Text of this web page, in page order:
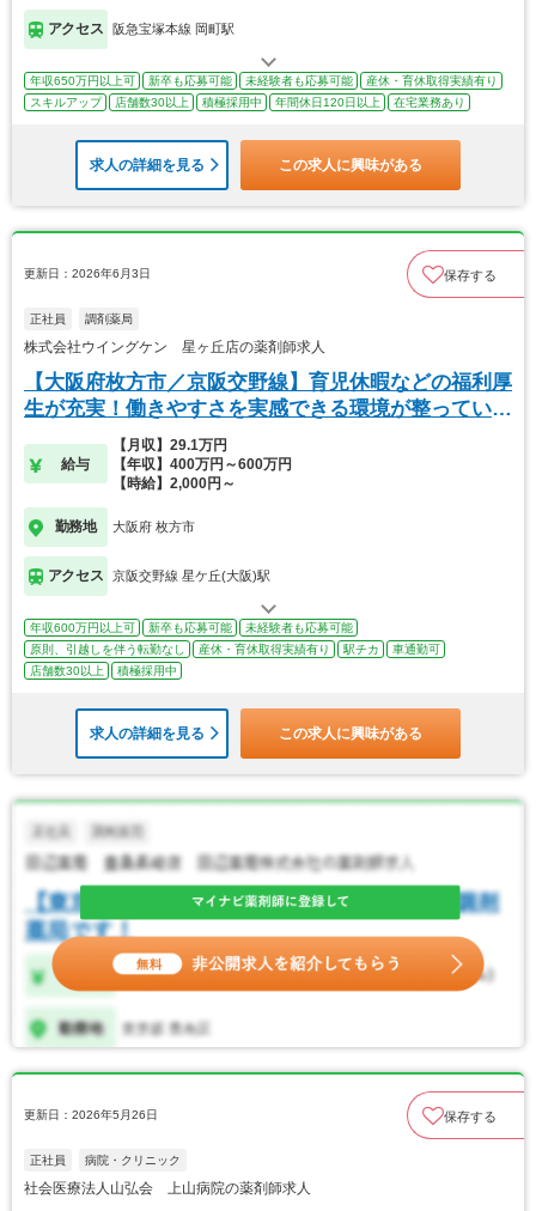
アクセス 阪急宝塚本線 岡町駅
年収650万円以上可 新卒も応募可能 未経験者も応募可能
産休・育休取得実績有り
スキルアップ
店舗数30以上 積極採用中 年間休日120日以上 在宅業務あり
求人の詳細を見る この求人に興味がある
更新日：2026年6月3日 保存する
正社員 調剤薬局
株式会社ウイングケン 星ヶ丘店の薬剤師求人
【大阪府枚方市／京阪交野線】育児休暇などの福利厚
生が充実！働きやすさを実感できる環境が整っていま
給与
【月収】29.1万円
【年収】400万円～600万円
【時給】2,000円～
勤務地 大阪府 枚方市
アクセス 京阪交野線 星ケ丘(大阪)駅
年収600万円以上可 新卒も応募可能
未経験者も応募可能
原則、引越しを伴う転勤なし
産休・育休取得実績有り 駅チカ
車通勤可
店舗数30以上
積極採用中
求人の詳細を見る この求人に興味がある
更新日：2026年5月26日 保存する
正社員 病院・クリニック
社会医療法人山弘会 上山病院の薬剤師求人